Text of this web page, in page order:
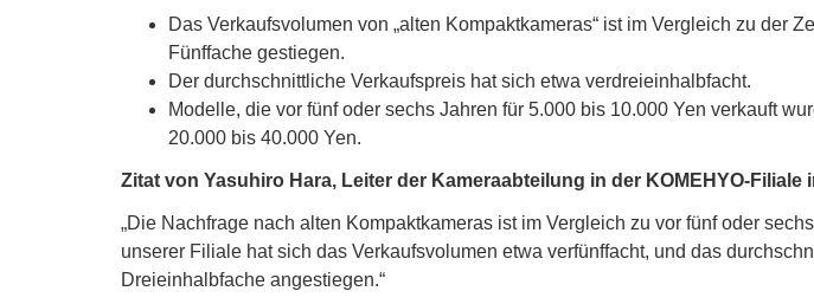
Das Verkaufsvolumen von „alten Kompaktkameras“ ist im Vergleich zu der
Fünffache gestiegen.
Der durchschnittliche Verkaufspreis hat sich etwa verdreieinhalbfacht.
Modelle, die vor fünf oder sechs Jahren für 5.000 bis 10.000 Yen verkauft
20.000 bis 40.000 Yen.
Zitat von Yasuhiro Hara, Leiter der Kameraabteilung in der KOMEHYO-Filiale
„Die Nachfrage nach alten Kompaktkameras ist im Vergleich zu vor fünf oder
unserer Filiale hat sich das Verkaufsvolumen etwa verfünffacht, und das
Dreieinhalbfache angestiegen.“